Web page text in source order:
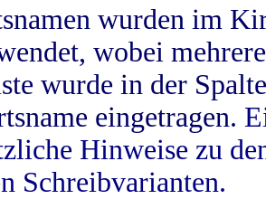
wurden im
wobei
wurde in der
eingetragen.
Hinweise zu
Schreibvarianten.